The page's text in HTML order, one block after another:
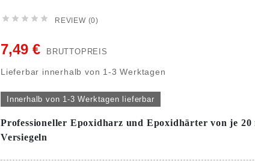
     REVIEW (0)
7,49 € BRUTTOPREIS
Lieferbar innerhalb von 1-3 Werktagen
Innerhalb von 1-3 Werktagen lieferbar
Professioneller Epoxidharz und Epoxidhärter von je 20
Versiegeln